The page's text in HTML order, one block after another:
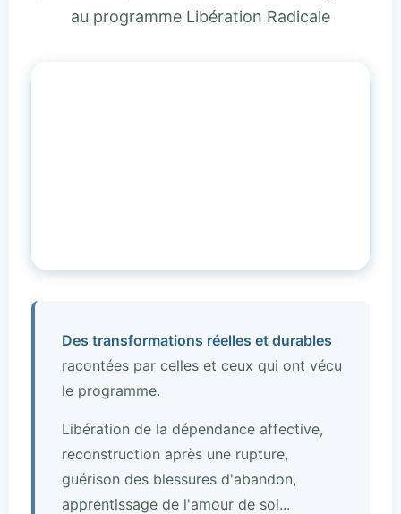
au programme Libération Radicale
Des transformations réelles et durables
racontées par celles et ceux qui ont vécu
le programme.
Libération de la dépendance affective,
reconstruction après une rupture,
guérison des blessures d'abandon,
apprentissage de l'amour de soi...